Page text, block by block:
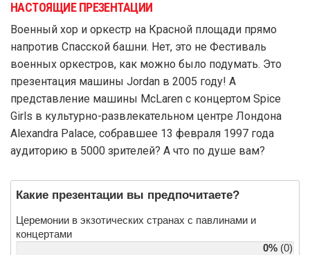
НАСТОЯЩИЕ ПРЕЗЕНТАЦИИ
Военный хор и оркестр на Красной площади прямо
напротив Спасской башни. Нет, это не Фестиваль
военных оркестров, как можно было подумать. Это
презентация машины Jordan в 2005 году! А
представление машины McLaren с концертом Spice
Girls в культурно-развлекательном центре Лондона
Alexandra Palace, собравшее 13 февраля 1997 года
аудиторию в 5000 зрителей? А что по душе вам?
Какие презентации вы предпочитаете?
Церемонии в экзотических странах с павлинами и
концертами
0% (0)